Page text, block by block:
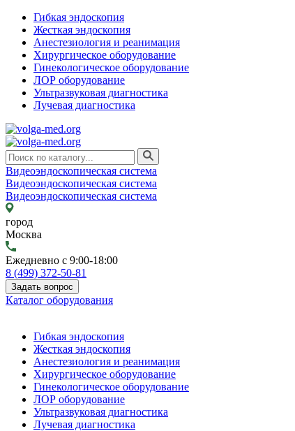
Гибкая эндоскопия
Жесткая эндоскопия
Анестезиология и реанимация
Хирургическое оборудование
Гинекологическое оборудование
ЛОР оборудование
Ультразвуковая диагностика
Лучевая диагностика
Видеоэндоскопическая система
Видеоэндоскопическая система
Видеоэндоскопическая система
город
Москва
Ежедневно с 9:00-18:00
8 (499) 372-50-81
Задать вопрос
Каталог оборудования
Гибкая эндоскопия
Жесткая эндоскопия
Анестезиология и реанимация
Хирургическое оборудование
Гинекологическое оборудование
ЛОР оборудование
Ультразвуковая диагностика
Лучевая диагностика